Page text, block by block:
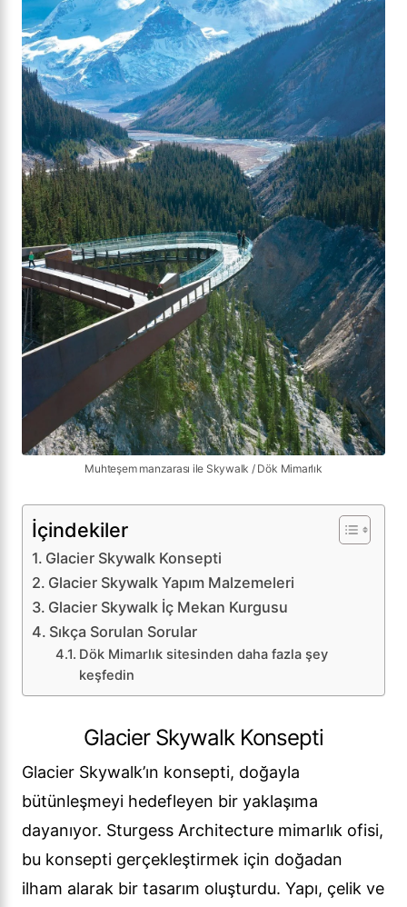
Muhteşem manzarası ile Skywalk / Dök Mimarlık
İçindekiler
Glacier Skywalk Konsepti
Glacier Skywalk Yapım Malzemeleri
Glacier Skywalk İç Mekan Kurgusu
Sıkça Sorulan Sorular
Dök Mimarlık sitesinden daha fazla şey
keşfedin
Glacier Skywalk Konsepti
Glacier Skywalk’ın konsepti, doğayla
bütünleşmeyi hedefleyen bir yaklaşıma
dayanıyor. Sturgess Architecture mimarlık ofisi,
bu konsepti gerçekleştirmek için doğadan
ilham alarak bir tasarım oluşturdu. Yapı, çelik ve